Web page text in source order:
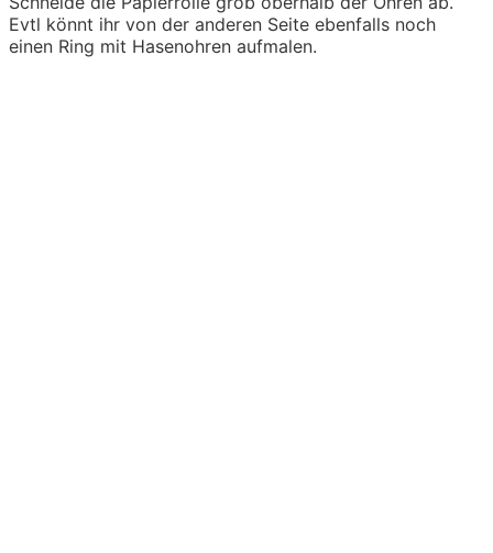
Evtl könnt ihr von der anderen Seite ebenfalls noch
einen Ring mit Hasenohren aufmalen.